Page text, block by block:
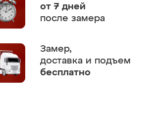
от 7 дней
после замера
Замер,
доставка и подъем
бесплатно